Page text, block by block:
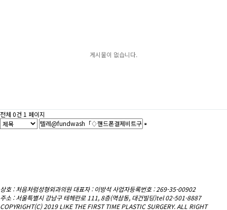
게시물이 없습니다.
전체 0건 1 페이지
상호 : 처음처럼성형외과의원대표자 : 이방석 사업자등록번호 : 269-35-00902
주소 : 서울특별시 강남구 테헤란로 111, 8층(역삼동, 대건빌딩)tel 02-501-8887
COPYRIGHT(C) 2019 LIKE THE FIRST TIME PLASTIC SURGERY. ALL RIGHT